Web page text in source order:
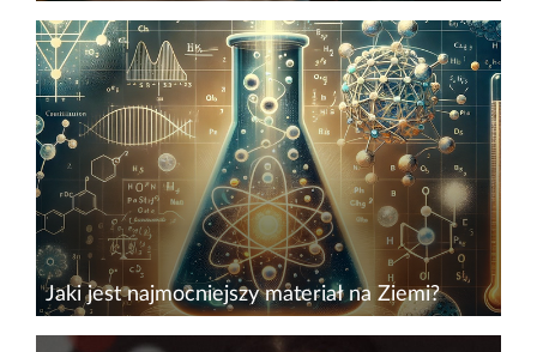
W dobie rosnącej popularności taniej mody
online&nbsp;platformy, takie jak SHEIN czy
Temu, zdobywają coraz większe grono klientów.
Najnowsze wyniki raportów budzą jednak
poważne obawy dotyczące...
Jaki jest najmocniejszy materiał na Ziemi?
Środowisko naukowe pod koniec 2022 r.